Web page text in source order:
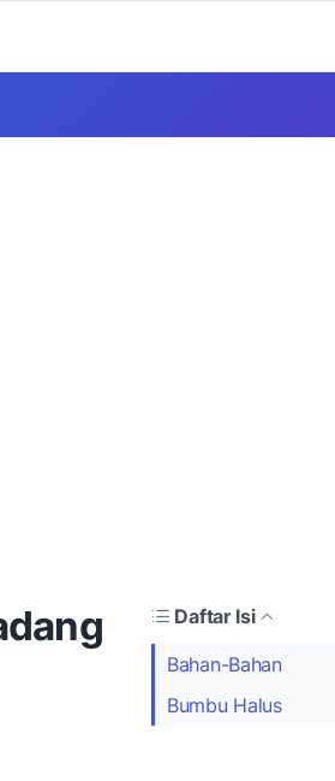
Daftar Isi
Bahan-Bahan
Bumbu Halus